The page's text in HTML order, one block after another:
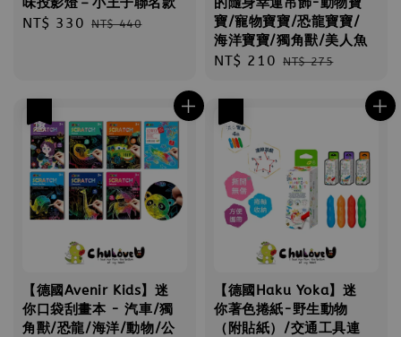
Sale
NT$ 330 Regular
NT$ 440
寶/寵物寶寶/恐龍寶寶/
海洋寶寶/獨角獸/美人魚
Sale
NT$ 210 Regular
NT$ 275
【德國Avenir Kids】迷
你口袋刮畫本 - 汽車/獨
角獸/恐龍/海洋/動物/公
【德國Haku Yoka】迷
你著色捲紙-野生動物
（附貼紙）/交通工具連